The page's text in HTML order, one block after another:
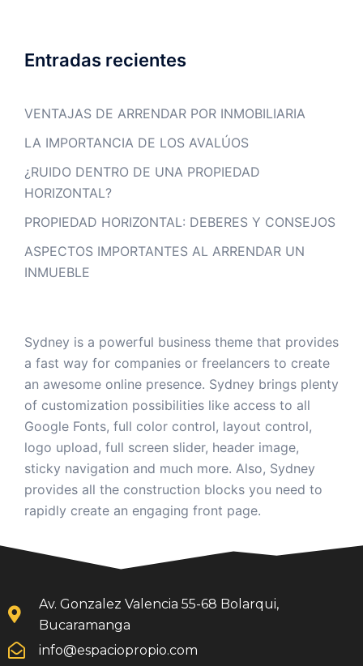
Entradas recientes
VENTAJAS DE ARRENDAR POR INMOBILIARIA
LA IMPORTANCIA DE LOS AVALÚOS
¿RUIDO DENTRO DE UNA PROPIEDAD
HORIZONTAL?
PROPIEDAD HORIZONTAL: DEBERES Y CONSEJOS
ASPECTOS IMPORTANTES AL ARRENDAR UN
INMUEBLE
Sydney is a powerful business theme that provides
a fast way for companies or freelancers to create
an awesome online presence. Sydney brings plenty
of customization possibilities like access to all
Google Fonts, full color control, layout control,
logo upload, full screen slider, header image,
sticky navigation and much more. Also, Sydney
provides all the construction blocks you need to
rapidly create an engaging front page.
Av. Gonzalez Valencia 55-68 Bolarqui,
Bucaramanga
info@espaciopropio.com